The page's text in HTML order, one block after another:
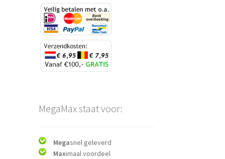
MegaMax staat voor:
Megasnel geleverd
Maximaal voordeel